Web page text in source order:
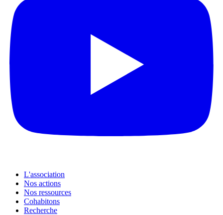
L'association
Nos actions
Nos ressources
Cohabitons
Recherche